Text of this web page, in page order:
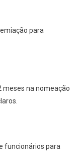
para
meses na nomeação
funcionários para